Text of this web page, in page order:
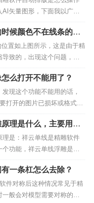
矢量图形，下面我以广告
为大家演式一下排版的方
容易懂的，希望大家举一
件输入AI矢量图形自动排样
候颜色不在线条的位
置如上图所示，这是由于精
致的，出现这个问题，只
以解决这个问题了。...
么打开不能用了？
现这个功能不能用的话，
打开的图片已损坏或格式不
来验证是不是由此问题造
后，基本确定是由于显示参
误杀。▲图1 参考图像如果
理是什么，主要用在
是：祥云单线是精雕软件
功能，祥云单线浮雕是针
按照选定线条为基准高
也就是可以针对颜色内的
线条使用该功能）进行切除
一条杠怎么去除？
件对称后这种情况常见于精
般会对模型需要对称的部